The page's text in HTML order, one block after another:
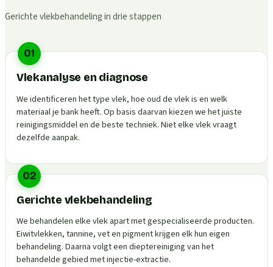
Gerichte vlekbehandeling in drie stappen
01
Vlekanalyse en diagnose
We identificeren het type vlek, hoe oud de vlek is en welk
materiaal je bank heeft. Op basis daarvan kiezen we het juiste
reinigingsmiddel en de beste techniek. Niet elke vlek vraagt
dezelfde aanpak.
02
Gerichte vlekbehandeling
We behandelen elke vlek apart met gespecialiseerde producten.
Eiwitvlekken, tannine, vet en pigment krijgen elk hun eigen
behandeling. Daarna volgt een dieptereiniging van het
behandelde gebied met injectie-extractie.